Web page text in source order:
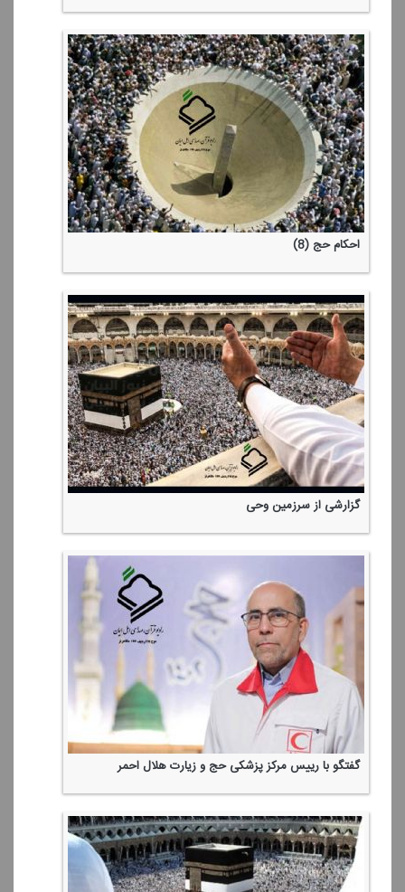
احكام حج (8)
گزارشی از سرزمین وحی
گفتگو با رییس مركز پزشكی حج و زیارت هلال احمر